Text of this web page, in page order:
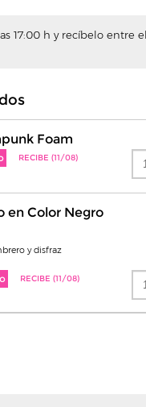
17:00 h y recíbelo entre el
Foam
RECIBE (11/08)
en Color Negro
y disfraz
RECIBE (11/08)